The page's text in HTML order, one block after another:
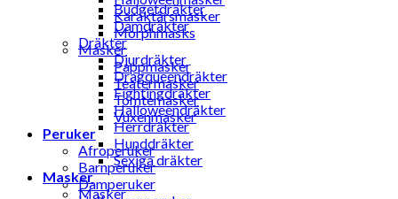
Karaktärsmasker
Morphmasks
Masker
Pappmasker
Teatermasker
Tomtemasker
Vuxenmasker
Peruker
Afroperuker
Barnperuker
Damperuker
Budgetdräkter
Damdräkter
Dräkter
Djurdräkter
Dragqueendräkter
Fightingdräkter
Halloweendräkter
Herrdräkter
Hunddräkter
Sexiga dräkter
Masker
Masker